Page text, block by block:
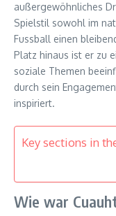
außergewöhnliches
Spielstil sowohl im
Fussball einen
Platz hinaus ist er zu
soziale Themen
durch sein
inspiriert.
Key sections in
Wie war